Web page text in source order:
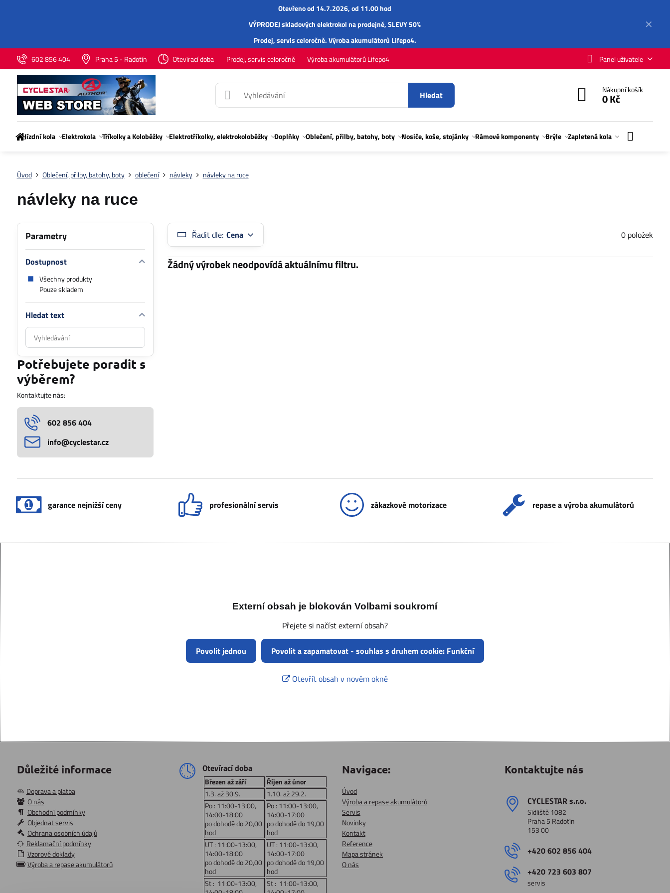
✕
Otevřeno od 14.7.2026, od 11.00 hod
VÝPRODEJ skladových elektrokol na prodejně, SLEVY 50%
Prodej,servisceloročně.Výroba akumulátorů Lifepo4.
602 856 404
Praha 5 - Radotín Otevírací doba Prodej, servis celoročně Výroba akumulátorů Lifepo4 Panel uživatele
Hledat Nákupní košík
0 Kč
Jízdní kola Elektrokola Tříkolky a Koloběžky Elektrotříkolky, elektrokoloběžky Doplňky Oblečení, přilby, batohy, boty Nosiče, koše, stojánky Rámové komponenty Brýle Zapletená kola
Úvod Oblečení, přilby, batohy, boty oblečení návleky návleky na ruce
návleky na ruce
Řadit dle: Cena 0 položek
Parametry
Dostupnost
Všechny produkty
Pouze skladem
Hledat text
Prohledat
výsledky
filtru
fulltextem
Potřebujete poradit s
výběrem?
Kontaktujte nás:
602 856 404
info​@cyclestar​.cz
garance nejnižší ceny profesionální servis zákazkové motorizace repase a výroba akumulátorů
Externí obsah je blokován Volbami soukromí
Přejete si načíst externí obsah?
Povolit jednou Povolit a zapamatovat - souhlas s druhem cookie: Funkční
Otevřít obsah v novém okně
Důležité informace
Doprava a platba
O nás
Obchodní podmínky
Objednat servis
Ochrana osobních údajů
Reklamační podmínky
Vzorové doklady
Výroba a repase akumulátorů
Otevírací doba
Březen až září
Říjen až únor
1.3. až 30.9.
1.10. až 29.2.
Po : 11:00-13:00,
14:00-18:00
po dohodě do 20,00
hod
Po : 11:00-13:00,
14:00-17:00
po dohodě do 19,00
hod
UT : 11:00-13:00,
14:00-18:00
po dohodě do 20,00
hod
UT : 11:00-13:00,
14:00-17:00
po dohodě do 19,00
hod
St : 11:00-13:00,
St : 11:00-13:00,
Navigace:
Úvod
Výroba a repase akumulátorů
Servis
Novinky
Kontakt
Reference
Mapa stránek
O nás
Kontaktujte nás
CYCLESTAR s​.r​.o​.
Sídliště 1082
Praha 5 Radotín
153 00
+420 602 856 404
+420 723 603 807
servis